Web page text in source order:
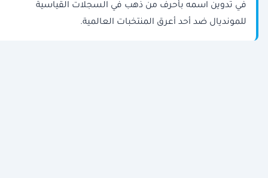
في تدوين اسمه بأحرف من ذهب في السجلات القياسية
للمونديال ضد أحد أعرق المنتخبات العالمية.